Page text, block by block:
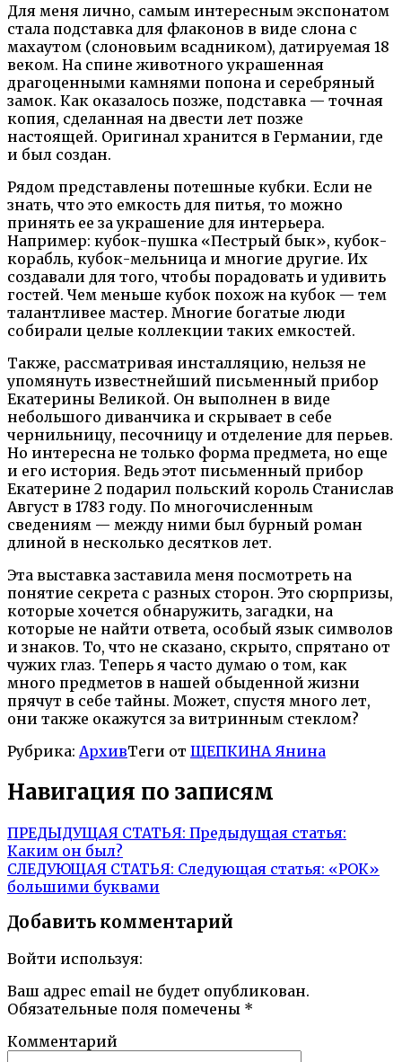
Для меня лично, самым интересным экспонатом
стала подставка для флаконов в виде слона с
махаутом (слоновьим всадником), датируемая 18
веком. На спине животного украшенная
драгоценными камнями попона и серебряный
замок. Как оказалось позже, подставка — точная
копия, сделанная на двести лет позже
настоящей. Оригинал хранится в Германии, где
и был создан.
Рядом представлены потешные кубки. Если не
знать, что это емкость для питья, то можно
принять ее за украшение для интерьера.
Например: кубок-пушка «Пестрый бык», кубок-
корабль, кубок-мельница и многие другие. Их
создавали для того, чтобы порадовать и удивить
гостей. Чем меньше кубок похож на кубок — тем
талантливее мастер. Многие богатые люди
собирали целые коллекции таких емкостей.
Также, рассматривая инсталляцию, нельзя не
упомянуть известнейший письменный прибор
Екатерины Великой. Он выполнен в виде
небольшого диванчика и скрывает в себе
чернильницу, песочницу и отделение для перьев.
Но интересна не только форма предмета, но еще
и его история. Ведь этот письменный прибор
Екатерине 2 подарил польский король Станислав
Август в 1783 году. По многочисленным
сведениям — между ними был бурный роман
длиной в несколько десятков лет.
Эта выставка заставила меня посмотреть на
понятие секрета с разных сторон. Это сюрпризы,
которые хочется обнаружить, загадки, на
которые не найти ответа, особый язык символов
и знаков. То, что не сказано, скрыто, спрятано от
чужих глаз. Теперь я часто думаю о том, как
много предметов в нашей обыденной жизни
прячут в себе тайны. Может, спустя много лет,
они также окажутся за витринным стеклом?
Рубрика: АрхивТеги от ЩЕПКИНА Янина
Навигация по записям
ПРЕДЫДУЩАЯ СТАТЬЯ: Предыдущая статья:
Каким он был?
СЛЕДУЮЩАЯ СТАТЬЯ: Следующая статья: «РОК»
большими буквами
Добавить комментарий
Войти используя:
Ваш адрес email не будет опубликован.
Обязательные поля помечены *
Комментарий